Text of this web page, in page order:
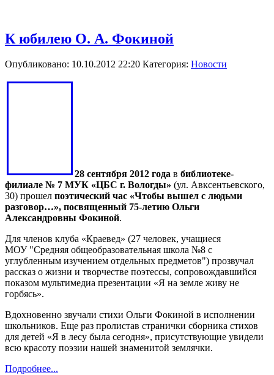
К юбилею О. А. Фокиной
Опубликовано: 10.10.2012 22:20 Категория: Новости
28 сентября 2012 года в библиотеке-
филиале № 7 МУК «ЦБС г. Вологды» (ул. Авксентьевского,
30) прошел поэтический час «Чтобы вышел с людьми
разговор…», посвященный 75-летию Ольги
Александровны Фокиной.
Для членов клуба «Краевед» (27 человек, учащиеся
МОУ "Средняя общеобразовательная школа №8 с
углубленным изучением отдельных предметов") прозвучал
рассказ о жизни и творчестве поэтессы, сопровождавшийся
показом мультимедиа презентации «Я на земле живу не
горбясь».
Вдохновенно звучали стихи Ольги Фокиной в исполнении
школьников. Еще раз пролистав странички сборника стихов
для детей «Я в лесу была сегодня», присутствующие увидели
всю красоту поэзии нашей знаменитой землячки.
Подробнее...